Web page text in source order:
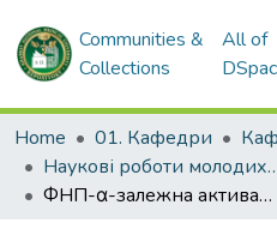
Communities &
Collections
All of
Home 01. Кафедри
Наукові роботи молодих
ФНП-α-залежна активація матриксної металопротеїнази при карагенан-індукованому гастроентероколіті